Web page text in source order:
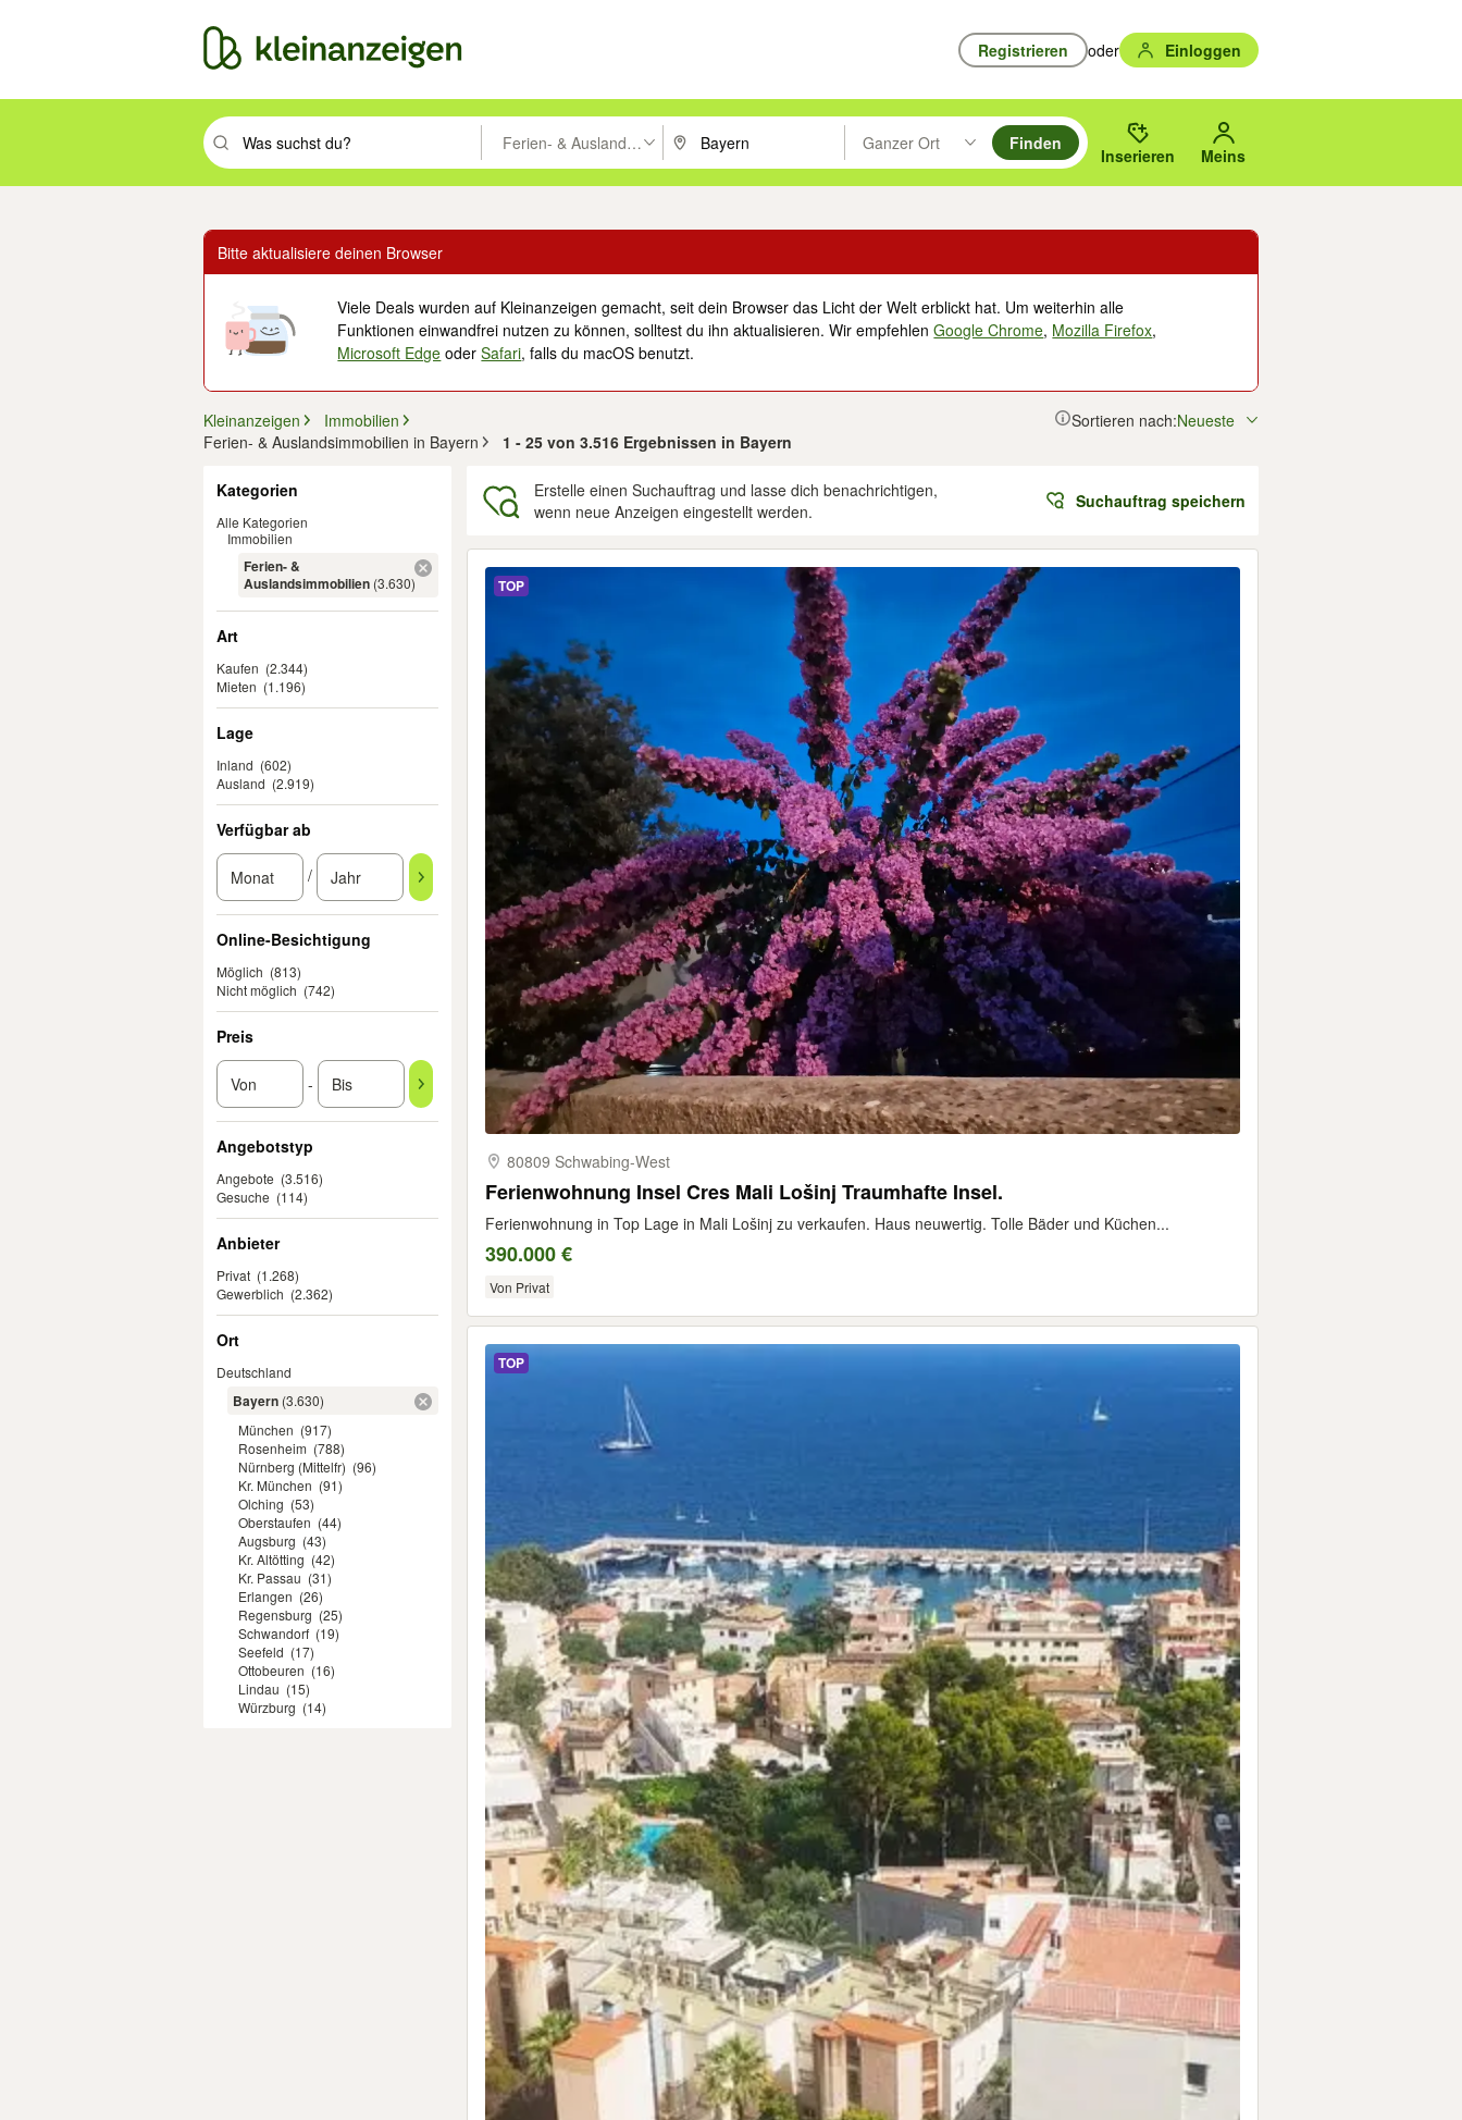
Registrieren oder Einloggen
Suchbegriff eingeben. Eingabetaste drücken um zu suchen, oder Vorschläge mit den Pfeiltasten nach oben/unten durchsuchen und mit Eingabetaste auswählen.
Ferien- & AuslandsimmobilienPLZ oder Ort eingeben. Eingabetaste drücken um zu suchen, oder Vorschläge mit den Pfeiltasten nach oben/
Ganzer Ort
Suche im Umkreis des gewählten Orts oder PLZ.
Finden
Inserieren Meins
Bitte aktualisiere deinen Browser
Viele Deals wurden auf Kleinanzeigen gemacht, seit dein Browser das Licht der Welt erblickt hat. Um weiterhin alle
Funktionen einwandfrei nutzen zu können, solltest du ihn aktualisieren. Wir empfehlenGoogle Chrome, Mozilla Firefox,
Microsoft Edge oderSafari, falls du macOS benutzt.
Kleinanzeigen
Immobilien
Ferien- & Auslandsimmobilien in Bayern
1 - 25 von 3.516 Ergebnissen in Bayern
Sortieren nach:Neueste
Kategorien
Alle Kategorien
Immobilien
Ferien- &
Auslandsimmobilien (3.630)
Art
Kaufen (2.344)
Mieten (1.196)
Lage
Inland (602)
Ausland (2.919)
Verfügbar ab
/
Online-Besichtigung
Möglich (813)
Nicht möglich (742)
Preis
-
Angebotstyp
Angebote (3.516)
Gesuche (114)
Anbieter
Privat (1.268)
Gewerblich (2.362)
Ort
Deutschland
Bayern (3.630)
München (917)
Rosenheim (788)
Nürnberg (Mittelfr) (96)
Kr. München (91)
Olching (53)
Oberstaufen (44)
Augsburg (43)
Kr. Altötting (42)
Kr. Passau (31)
Erlangen (26)
Regensburg (25)
Schwandorf (19)
Seefeld (17)
Ottobeuren (16)
Lindau (15)
Würzburg (14)
Erstelle einen Suchauftrag und lasse dich benachrichtigen,
wenn neue Anzeigen eingestellt werden.
Suchauftrag speichern
TOP
80809 Schwabing-​West
Ferienwohnung Insel Cres Mali Lošinj Traumhafte Insel.
Ferienwohnung in Top Lage in Mali Lošinj zu verkaufen. Haus neuwertig. Tolle Bäder und Küchen...
390.000 €
Von Privat
TOP